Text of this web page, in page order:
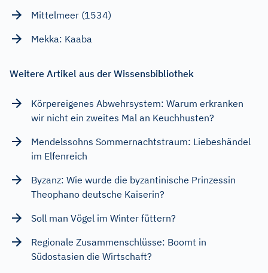
Mittelmeer (1534)
Mekka: Kaaba
Weitere Artikel aus der Wissensbibliothek
Körpereigenes Abwehrsystem: Warum erkranken
wir nicht ein zweites Mal an Keuchhusten?
Mendelssohns Sommernachtstraum: Liebeshändel
im Elfenreich
Byzanz: Wie wurde die byzantinische Prinzessin
Theophano deutsche Kaiserin?
Soll man Vögel im Winter füttern?
Regionale Zusammenschlüsse: Boomt in
Südostasien die Wirtschaft?